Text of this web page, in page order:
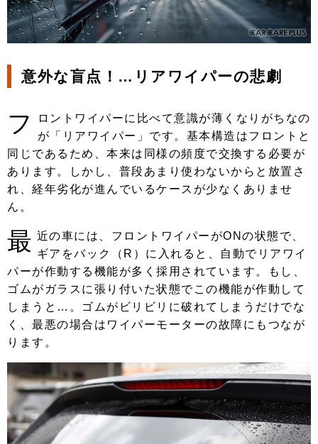
意外な盲点！…リアワイパーの悲劇
フ
ロントワイパーに比べて意識が薄くなりがちなの
が「リアワイパー」です。基本構造はフロントと
同じであるため、本来は同様の頻度で交換する必要が
あります。しかし、普段あまり使わないからと放置さ
れ、経年劣化が進んでいるケースが少なくありませ
ん。
最 近の車には、フロントワイパーがONの状態で、
ギアをバック（R）に入れると、自動でリアワイ
パーが作動する機能が多く採用されています。もし、
ゴムがガラスに張り付いた状態でこの機能が作動して
しまうと…。ゴムがビリビリに破れてしまうだけでな
く、最悪の場合はワイパーモーターの故障にもつなが
ります。